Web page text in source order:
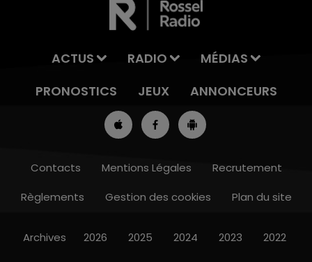
13h00 - 16h00
ACTUS RADIO
MÉDIAS
PRONOSTICS
JEUX ANNONCEURS
Contacts Mentions Légales
Recrutement
Règlements
Gestion des cookies Plan du site
Archives 2026 2025 2024 2023 2022